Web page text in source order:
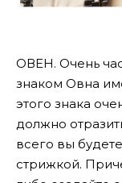
ОВЕН. Очень
знаком Овна
этого знака
должно
всего вы
стрижкой.